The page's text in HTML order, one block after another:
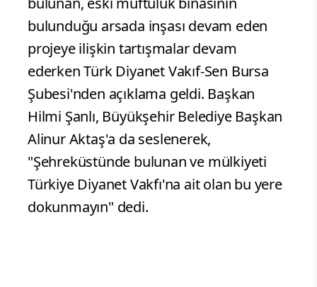
bulunduğu arsada inşası devam eden
projeye ilişkin tartışmalar devam
ederken Türk Diyanet Vakıf-Sen Bursa
Şubesi'nden açıklama geldi. Başkan
Hilmi Şanlı, Büyükşehir Belediye Başkan
Alinur Aktaş'a da seslenerek,
"Şehreküstünde bulunan ve mülkiyeti
Türkiye Diyanet Vakfı'na ait olan bu yere
dokunmayın" dedi.